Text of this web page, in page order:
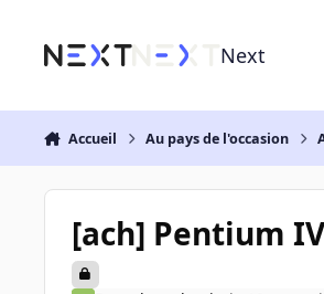
Next
Accueil Au pays de l'occasion
[ach] Pentium